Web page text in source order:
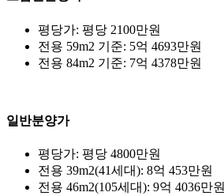
평당가: 평당 2100만원
전용 59m2 기준: 5억 4693만원
전용 84m2 기준: 7억 4378만원
일반분양가
평당가: 평당 4800만원
전용 39m2(41세대): 8억 453만원
전용 46m2(105세대): 9억 4036만원